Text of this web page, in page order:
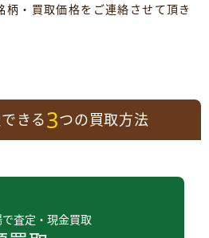
柄・買取価格をご連絡させて頂き
きる3つの買取方法
査定・現金買取